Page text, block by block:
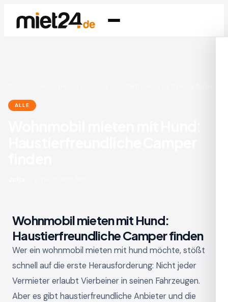
ALLE
Wohnmobil mieten mit Hund:
Haustierfreundliche Camper finden
Wer ein wohnmobil mieten mit hund möchte, stößt
schnell auf die erste Herausforderung: Nicht jeder
Vermieter erlaubt Vierbeiner in seinen Fahrzeugen.
Aber es gibt haustierfreundliche Anbieter und die